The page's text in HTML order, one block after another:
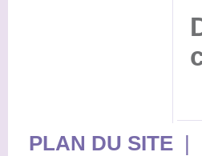
PLAN DU SITE|